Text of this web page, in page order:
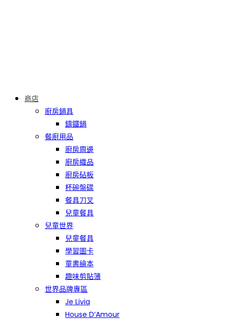
商店
廚房鍋具
鑄鐵鍋
餐廚用品
廚房周邊
廚房織品
廚房砧板
杯碗盤碟
餐具刀叉
兒童餐具
兒童世界
兒童餐具
學習圖卡
童書繪本
趣味剪貼簿
世界品牌專區
Je Livia
House D’Amour